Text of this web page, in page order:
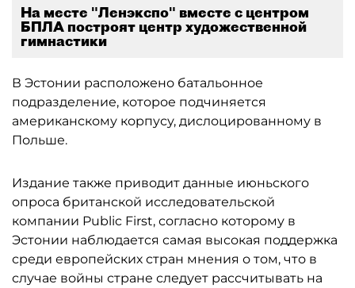
На месте "Ленэкспо" вместе с центром
БПЛА построят центр художественной
гимнастики
В Эстонии расположено батальонное
подразделение, которое подчиняется
американскому корпусу, дислоцированному в
Польше.
Издание также приводит данные июньского
опроса британской исследовательской
компании Public First, согласно которому в
Эстонии наблюдается самая высокая поддержка
среди европейских стран мнения о том, что в
случае войны стране следует рассчитывать на